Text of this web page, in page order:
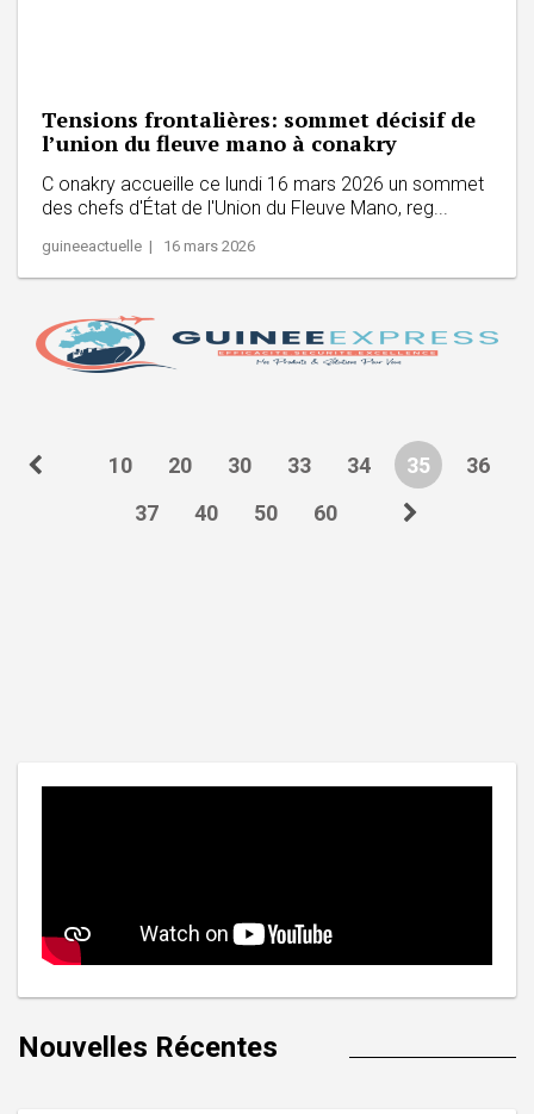
Tensions frontalières: sommet décisif de
l’union du fleuve mano à conakry
C onakry accueille ce lundi 16 mars 2026 un sommet
des chefs d'État de l'Union du Fleuve Mano, reg...
guineeactuelle | 16 mars 2026
10 20 30 33 34 35
36
37
40 50 60
Nouvelles Récentes